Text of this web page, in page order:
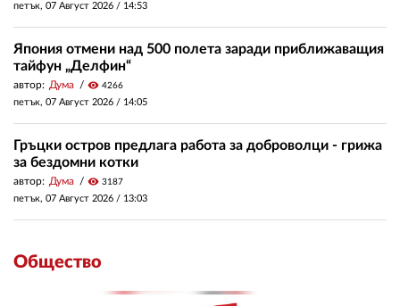
петък, 07 Август 2026 / 14:53
Япония отмени над 500 полета заради приближаващия
тайфун „Делфин“
автор: Дума visibility 4266
петък, 07 Август 2026 / 14:05
Гръцки остров предлага работа за доброволци - грижа
за бездомни котки
автор: Дума visibility 3187
петък, 07 Август 2026 / 13:03
Общество